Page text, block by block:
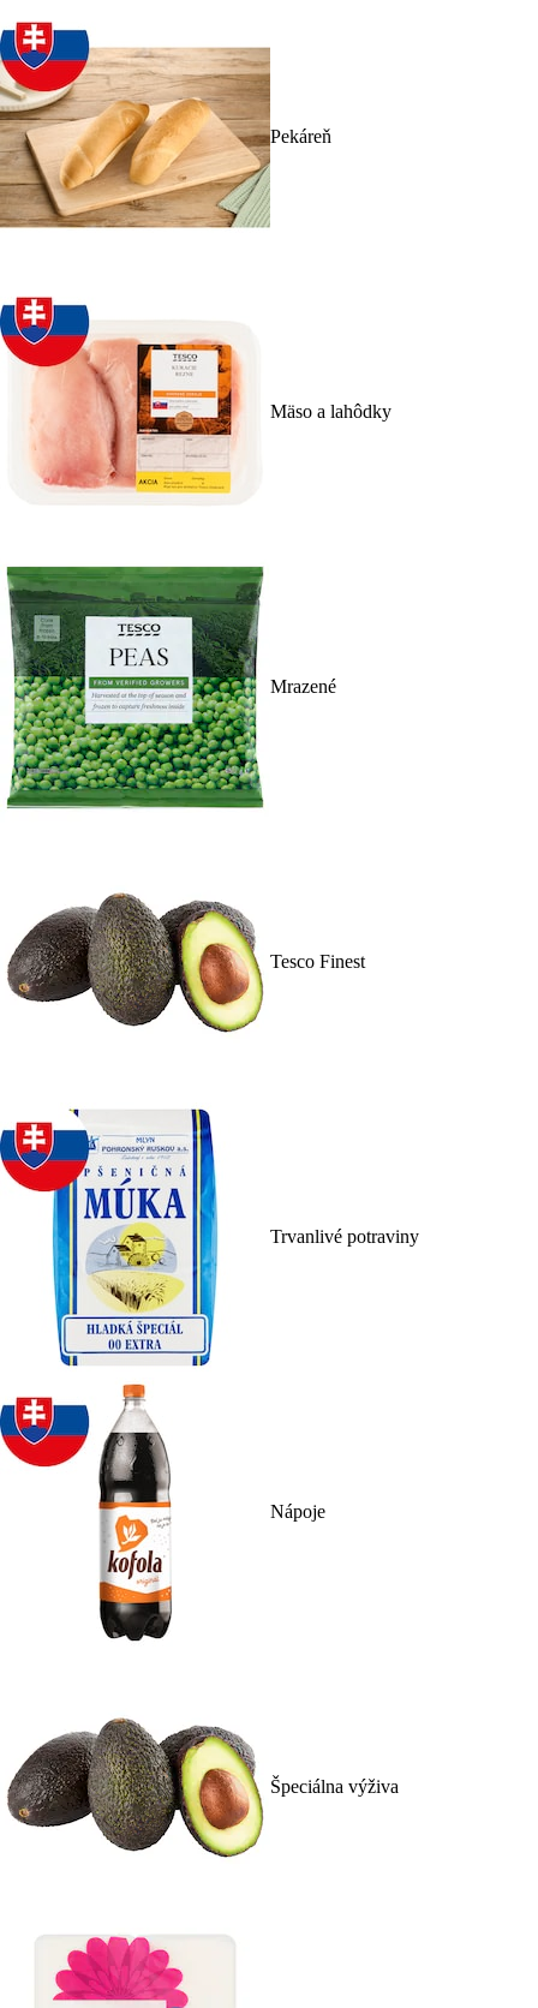
Pekáreň
Mäso a lahôdky
Mrazené
Tesco Finest
Trvanlivé potraviny
Nápoje
Špeciálna výživa